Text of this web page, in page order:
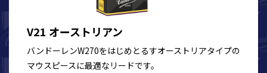
V21 オーストリアン
バンドーレンW270をはじめとるすオーストリアタイプの
マウスピースに最適なリードです。